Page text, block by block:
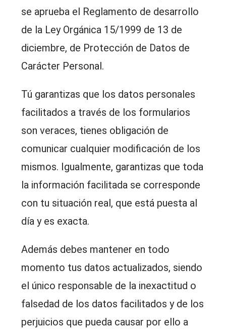
se aprueba el Reglamento de desarrollo
de la Ley Orgánica 15/1999 de 13 de
diciembre, de Protección de Datos de
Carácter Personal.
Tú garantizas que los datos personales
facilitados a través de los formularios
son veraces, tienes obligación de
comunicar cualquier modificación de los
mismos. Igualmente, garantizas que toda
la información facilitada se corresponde
con tu situación real, que está puesta al
día y es exacta.
Además debes mantener en todo
momento tus datos actualizados, siendo
el único responsable de la inexactitud o
falsedad de los datos facilitados y de los
perjuicios que pueda causar por ello a